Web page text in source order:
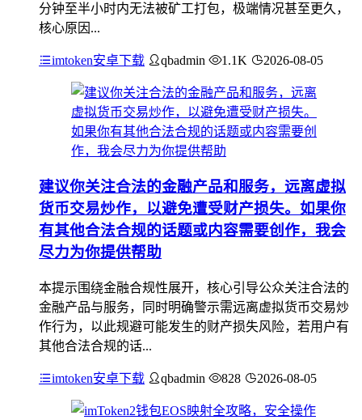
分钟至半小时内无法被矿工打包，极端情况甚至更久，
核心原因...
imtoken安卓下载 qbadmin 1.1K 2026-08-05
建议你关注合法的金融产品和服务，远离虚拟
货币交易炒作，以避免遭受财产损失。如果你
有其他合法合规的话题或内容需要创作，我会
尽力为你提供帮助
本提示围绕金融合规性展开，核心引导公众关注合法的
金融产品与服务，同时明确警示需远离虚拟货币交易炒
作行为，以此规避可能发生的财产损失风险，若用户有
其他合法合规的话...
imtoken安卓下载 qbadmin 828 2026-08-05